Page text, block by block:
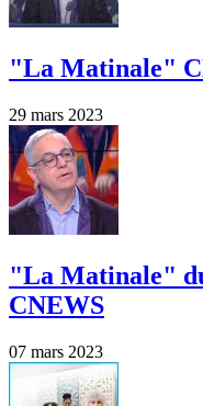
"La Matinale"
29 mars 2023
"La Matinale"
CNEWS
07 mars 2023